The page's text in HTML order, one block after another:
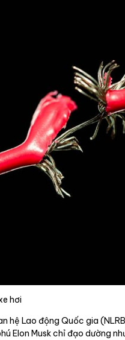
hơi
hệ Lao động Quốc gia
Elon Musk chỉ đạo dường